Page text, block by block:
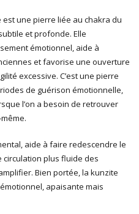
une pierre liée au chakra du
et profonde. Elle
émotionnel, aide à
et favorise une ouverture
excessive. C’est une pierre
de guérison émotionnelle,
l’on a besoin de retrouver
aide à faire redescendre le
plus fluide des
Bien portée, la kunzite
apaisante mais